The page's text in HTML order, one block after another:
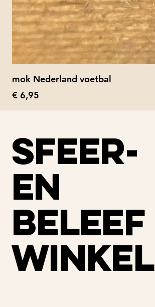
mok Nederland voetbal
Prijs
€ 6,95
sfeer-
en
beleef
winkel